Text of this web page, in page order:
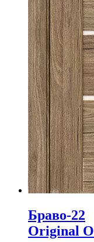
Браво-22
Original